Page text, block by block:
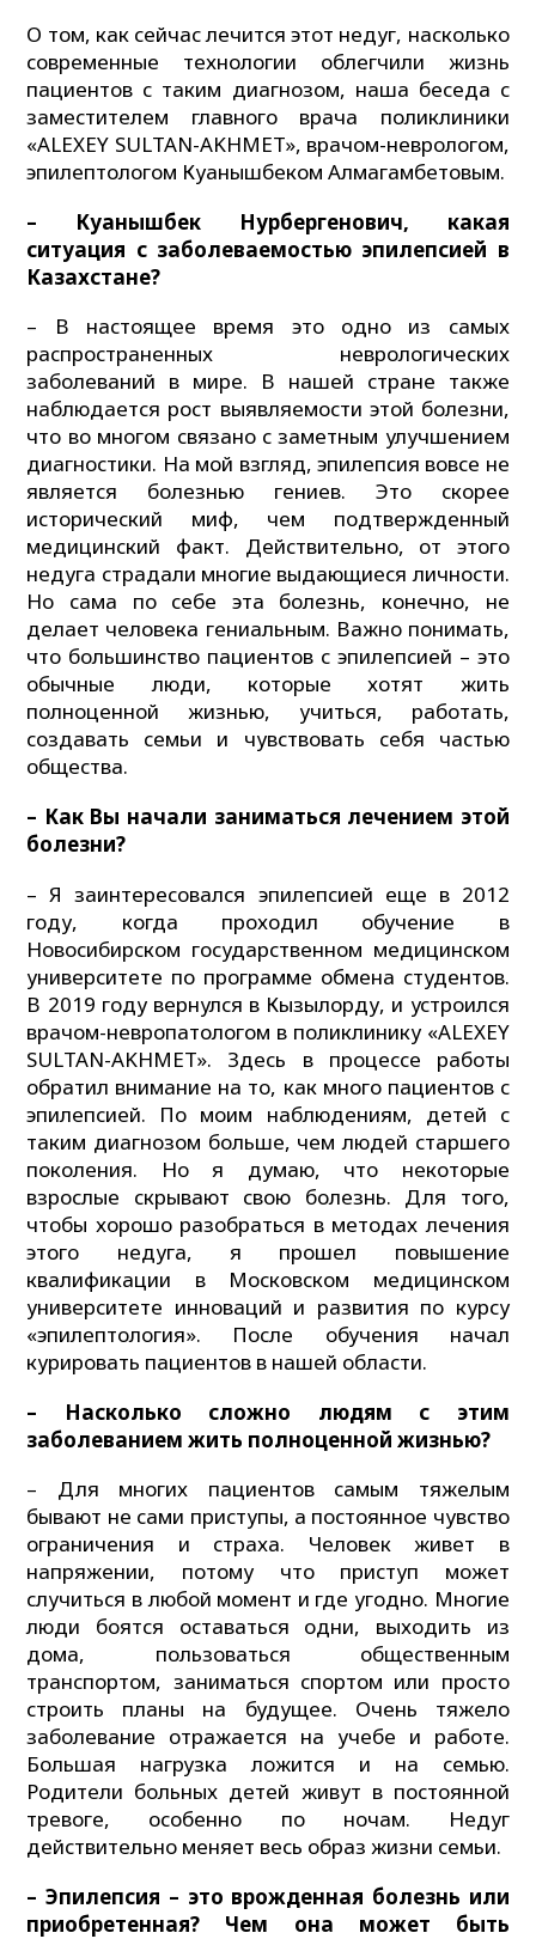
О том, как сейчас лечится этот недуг, насколько
современные технологии облегчили жизнь
пациентов с таким диагнозом, наша беседа с
заместителем главного врача поликлиники
«ALEXEY SULTAN-AKHMET», врачом-неврологом,
эпилептологом Куанышбеком Алмагамбетовым.
– Куанышбек Нурбергенович, какая
ситуация с заболеваемостью эпилепсией в
Казахстане?
– В настоящее время это одно из самых
распространенных неврологических
заболеваний в мире. В нашей стране также
наблюдается рост выявляемости этой болезни,
что во многом связано с заметным улучшением
диагностики. На мой взгляд, эпилепсия вовсе не
является болезнью гениев. Это скорее
исторический миф, чем подтвержденный
медицинский факт. Действительно, от этого
недуга страдали многие выдающиеся личности.
Но сама по себе эта болезнь, конечно, не
делает человека гениальным. Важно понимать,
что большинство пациентов с эпилепсией – это
обычные люди, которые хотят жить
полноценной жизнью, учиться, работать,
создавать семьи и чувствовать себя частью
общества.
– Как Вы начали заниматься лечением этой
болезни?
– Я заинтересовался эпилепсией еще в 2012
году, когда проходил обучение в
Новосибирском государственном медицинском
университете по программе обмена студентов.
В 2019 году вернулся в Кызылорду, и устроился
врачом-невропатологом в поликлинику «ALEXEY
SULTAN-AKHMET». Здесь в процессе работы
обратил внимание на то, как много пациентов с
эпилепсией. По моим наблюдениям, детей с
таким диагнозом больше, чем людей старшего
поколения. Но я думаю, что некоторые
взрослые скрывают свою болезнь. Для того,
чтобы хорошо разобраться в методах лечения
этого недуга, я прошел повышение
квалификации в Московском медицинском
университете инноваций и развития по курсу
«эпилептология». После обучения начал
курировать пациентов в нашей области.
– Насколько сложно людям с этим
заболеванием жить полноценной жизнью?
– Для многих пациентов самым тяжелым
бывают не сами приступы, а постоянное чувство
ограничения и страха. Человек живет в
напряжении, потому что приступ может
случиться в любой момент и где угодно. Многие
люди боятся оставаться одни, выходить из
дома, пользоваться общественным
транспортом, заниматься спортом или просто
строить планы на будущее. Очень тяжело
заболевание отражается на учебе и работе.
Большая нагрузка ложится и на семью.
Родители больных детей живут в постоянной
тревоге, особенно по ночам. Недуг
действительно меняет весь образ жизни семьи.
– Эпилепсия – это врожденная болезнь или
приобретенная? Чем она может быть